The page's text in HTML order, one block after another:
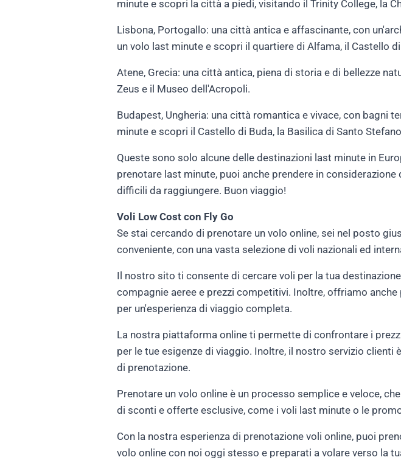
minute e scopri la città a piedi, visitando il Trinity College, la
Lisbona, Portogallo: una città antica e affascinante, con
un volo last minute e scopri il quartiere di Alfama, il Castello
Atene, Grecia: una città antica, piena di storia e di bellezze
Zeus e il Museo dell'Acropoli.
Budapest, Ungheria: una città romantica e vivace, con bagni
minute e scopri il Castello di Buda, la Basilica di Santo
Queste sono solo alcune delle destinazioni last minute in
prenotare last minute, puoi anche prendere in
difficili da raggiungere. Buon viaggio!
Voli Low Cost con Fly Go
Se stai cercando di prenotare un volo online, sei nel posto
conveniente, con una vasta selezione di voli nazionali ed
Il nostro sito ti consente di cercare voli per la tua
compagnie aeree e prezzi competitivi. Inoltre, offriamo
per un'esperienza di viaggio completa.
La nostra piattaforma online ti permette di confrontare i
per le tue esigenze di viaggio. Inoltre, il nostro servizio
di prenotazione.
Prenotare un volo online è un processo semplice e veloce,
di sconti e offerte esclusive, come i voli last minute o le
Con la nostra esperienza di prenotazione voli online, puoi
volo online con noi oggi stesso e preparati a volare verso la